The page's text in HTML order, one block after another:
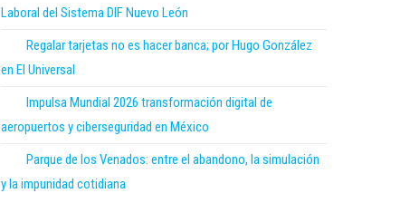
Laboral del Sistema DIF Nuevo León
Regalar tarjetas no es hacer banca; por Hugo González
en El Universal
Impulsa Mundial 2026 transformación digital de
aeropuertos y ciberseguridad en México
Parque de los Venados: entre el abandono, la simulación
y la impunidad cotidiana